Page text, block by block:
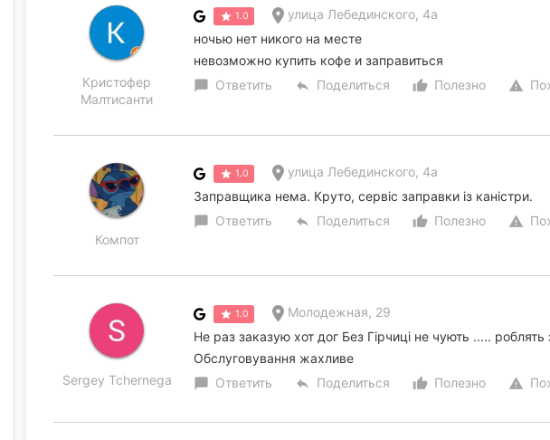
Кристофер
Малтисанти
1.0 улица Лебединского, 4а
ночью нет никого на месте
невозможно купить кофе и заправиться
chat_bubble Ответить reply Поделиться thumb_up_alt
Полезно warning
Компот
1.0 улица Лебединского, 4а
Заправщика нема. Круто, сервіс заправки із каністри.
chat_bubble Ответить reply Поделиться thumb_up_alt
Полезно warning
Sergey Tchernega
1.0 Молодежная, 29
Не раз заказую хот дог Без Гірчиці не чують ..... роблять
Обслуговування жахливе
chat_bubble Ответить reply Поделиться thumb_up_alt
Полезно warning